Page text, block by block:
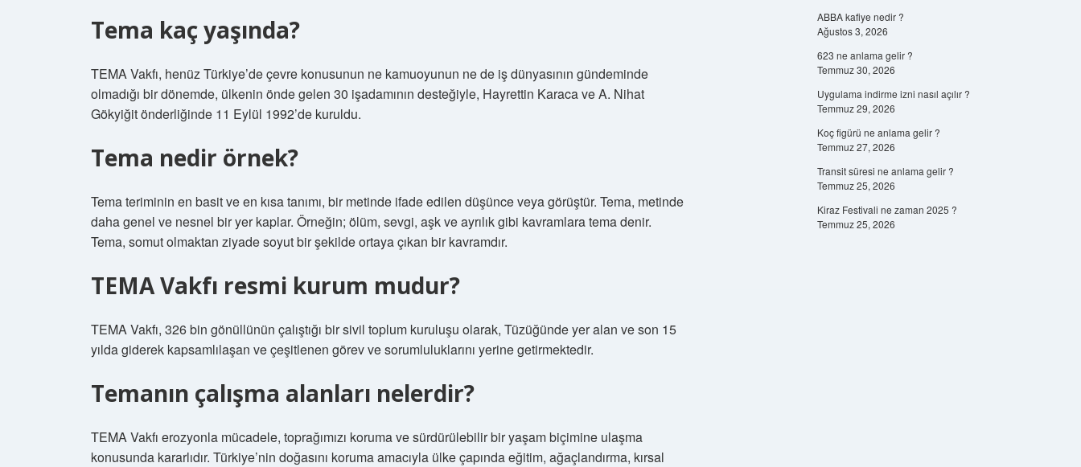
Tema kaç yaşında?
TEMA Vakfı, henüz Türkiye’de çevre konusunun ne kamuoyunun ne de iş dünyasının gündeminde
olmadığı bir dönemde, ülkenin önde gelen 30 işadamının desteğiyle, Hayrettin Karaca ve A. Nihat
Gökyiğit önderliğinde 11 Eylül 1992’de kuruldu.
Tema nedir örnek?
Tema teriminin en basit ve en kısa tanımı, bir metinde ifade edilen düşünce veya görüştür. Tema, metinde
daha genel ve nesnel bir yer kaplar. Örneğin; ölüm, sevgi, aşk ve ayrılık gibi kavramlara tema denir.
Tema, somut olmaktan ziyade soyut bir şekilde ortaya çıkan bir kavramdır.
TEMA Vakfı resmi kurum mudur?
TEMA Vakfı, 326 bin gönüllünün çalıştığı bir sivil toplum kuruluşu olarak, Tüzüğünde yer alan ve son 15
yılda giderek kapsamlılaşan ve çeşitlenen görev ve sorumluluklarını yerine getirmektedir.
Temanın çalışma alanları nelerdir?
TEMA Vakfı erozyonla mücadele, toprağımızı koruma ve sürdürülebilir bir yaşam biçimine ulaşma
konusunda kararlıdır. Türkiye’nin doğasını koruma amacıyla ülke çapında eğitim, ağaçlandırma, kırsal
ABBA kafiye nedir ?
Ağustos 3, 2026
623 ne anlama gelir ?
Temmuz 30, 2026
Uygulama indirme izni nasıl açılır ?
Temmuz 29, 2026
Koç figürü ne anlama gelir ?
Temmuz 27, 2026
Transit süresi ne anlama gelir ?
Temmuz 25, 2026
Kiraz Festivali ne zaman 2025 ?
Temmuz 25, 2026